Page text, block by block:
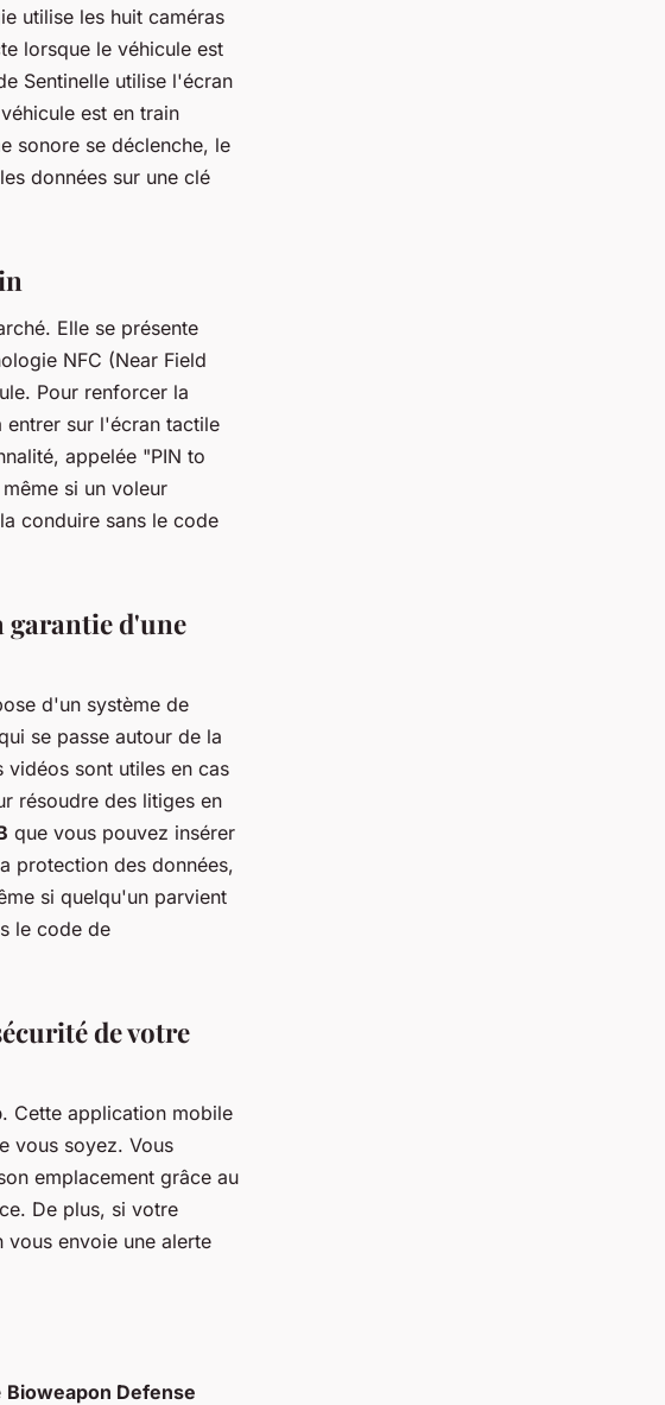
utilise les huit caméras
lorsque le véhicule est
Sentinelle utilise l'écran
est en train
sonore se déclenche, le
données sur une clé
Elle se présente
NFC (Near Field
Pour renforcer la
entrer sur l'écran tactile
appelée "PIN to
si un voleur
conduire sans le code
garantie d'une
d'un système de
se passe autour de la
vidéos sont utiles en cas
résoudre des litiges en
que vous pouvez insérer
protection des données,
si quelqu'un parvient
le code de
de votre
. Cette application mobile
vous soyez. Vous
emplacement grâce au
De plus, si votre
envoie une alerte
Bioweapon Defense